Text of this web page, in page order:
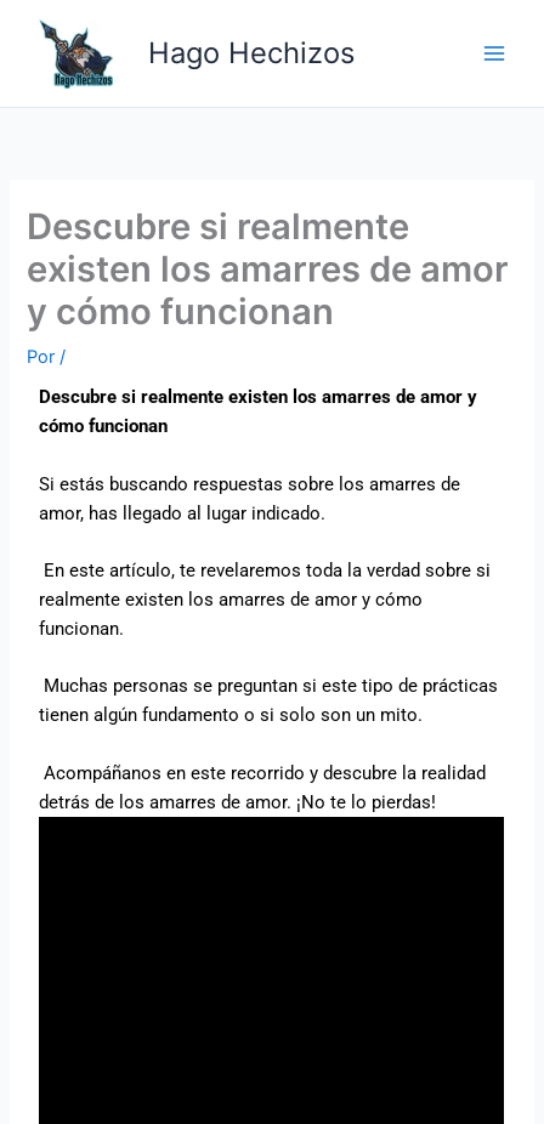
contenido
Hago Hechizos
Descubre si realmente
existen los amarres de amor
y cómo funcionan
Por/
Descubre si realmente existen los amarres de amor y
cómo funcionan
Si estás buscando respuestas sobre los amarres de
amor, has llegado al lugar indicado.
En este artículo, te revelaremos toda la verdad sobre si
realmente existen los amarres de amor y cómo
funcionan.
Muchas personas se preguntan si este tipo de prácticas
tienen algún fundamento o si solo son un mito.
Acompáñanos en este recorrido y descubre la realidad
detrás de los amarres de amor. ¡No te lo pierdas!